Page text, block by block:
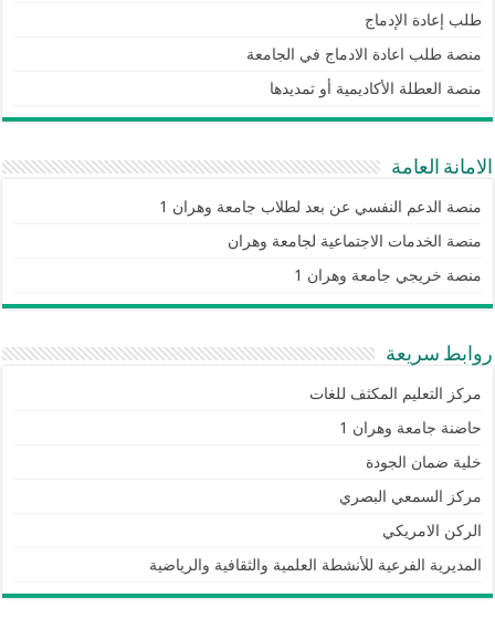
طلب إعادة الإدماج
منصة طلب اعادة الادماج في الجامعة
منصة العطلة الأكاديمية أو تمديدها
الامانة العامة
منصة الدعم النفسي عن بعد لطلاب جامعة وهران 1
منصة الخدمات الاجتماعية لجامعة وهران
منصة خريجي جامعة وهران 1
روابط سريعة
مركز التعليم المكثف للغات
حاضنة جامعة وهران 1
خلية ضمان الجودة
مركز السمعي البصري
الركن الامريكي
المديرية الفرعية للأنشطة العلمية والثقافية والرياضية